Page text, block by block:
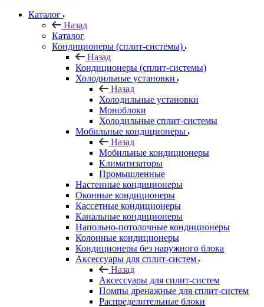
Каталог
Назад
Каталог
Кондиционеры (сплит-системы)
Назад
Кондиционеры (сплит-системы)
Холодильные установки
Назад
Холодильные установки
Моноблоки
Холодильные сплит-системы
Мобильные кондиционеры
Назад
Мобильные кондиционеры
Климатизаторы
Промышленные
Настенные кондиционеры
Оконные кондиционеры
Кассетные кондиционеры
Канальные кондиционеры
Напольно-потолочные кондиционеры
Колонные кондиционеры
Кондиционеры без наружного блока
Аксессуары для сплит-систем
Назад
Аксессуары для сплит-систем
Помпы дренажные для сплит-систем
Распределительные блоки